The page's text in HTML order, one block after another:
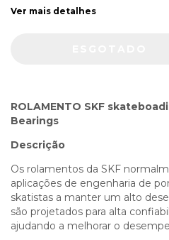
Ver mais detalhes
ROLAMENTO SKF
Bearings
Descrição
Os rolamentos da SKF
aplicações de engenharia de
skatistas a manter um alto
são projetados para alta
ajudando a melhorar o